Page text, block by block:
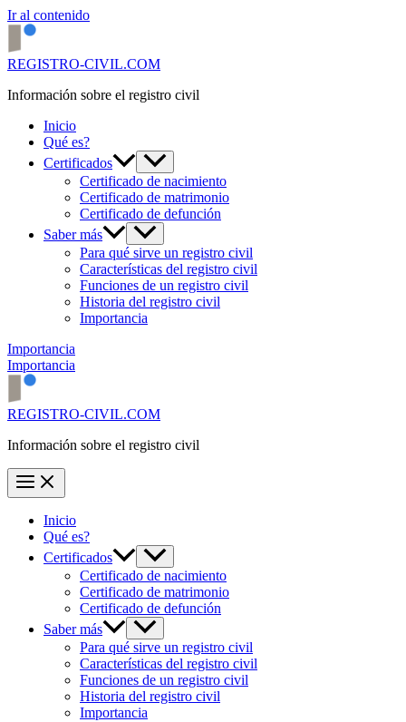
Ir al contenido
REGISTRO-CIVIL.COM
Información sobre el registro civil
Inicio
Qué es?
Certificados
Certificado de nacimiento
Certificado de matrimonio
Certificado de defunción
Saber más
Para qué sirve un registro civil
Características del registro civil
Funciones de un registro civil
Historia del registro civil
Importancia
Importancia
Importancia
REGISTRO-CIVIL.COM
Información sobre el registro civil
Inicio
Qué es?
Certificados
Certificado de nacimiento
Certificado de matrimonio
Certificado de defunción
Saber más
Para qué sirve un registro civil
Características del registro civil
Funciones de un registro civil
Historia del registro civil
Importancia